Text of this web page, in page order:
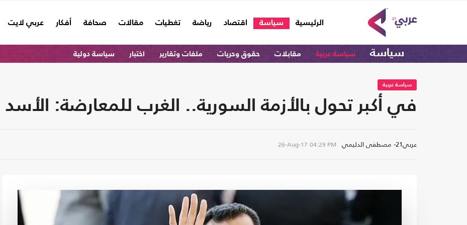
الرئيسية
(current) سياسة اقتصاد رياضة تغطيات مقالات صحافة أفكار عربي لايت
سياسة سياسة عربية مقابلات حقوق وحريات ملفات وتقارير اختبار سياسة دولية
سياسة عربية
في أكبر تحول بالأزمة السورية.. الغرب للمعارضة: الأسد
عربي21- مصطفى الدليمي 26-Aug-17 04:29 PM